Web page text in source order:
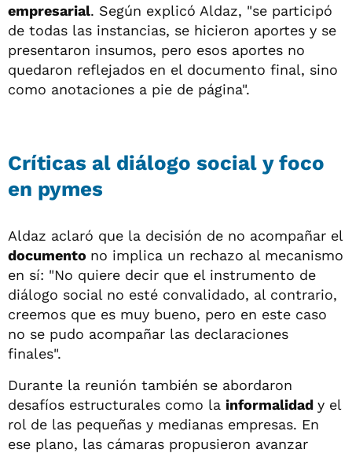
empresarial. Según explicó Aldaz, "se participó
de todas las instancias, se hicieron aportes y se
presentaron insumos, pero esos aportes no
quedaron reflejados en el documento final, sino
como anotaciones a pie de página".
Críticas al diálogo social y foco
en pymes
Aldaz aclaró que la decisión de no acompañar el
documento no implica un rechazo al mecanismo
en sí: "No quiere decir que el instrumento de
diálogo social no esté convalidado, al contrario,
creemos que es muy bueno, pero en este caso
no se pudo acompañar las declaraciones
finales".
Durante la reunión también se abordaron
desafíos estructurales como la informalidad y el
rol de las pequeñas y medianas empresas. En
ese plano, las cámaras propusieron avanzar